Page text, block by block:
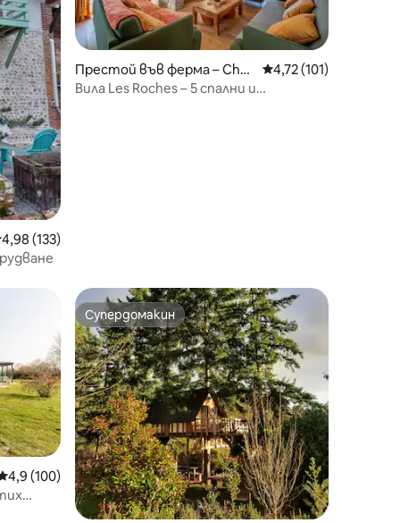
оценка: 4,98 от 5, 133 отзива
4,98 (133)
Престой във ферма – Chèv
reville
Средна оценка: 4,72
4,72 (101)
Вила Les Roches – 5 спални и
оценка: 4,9 от 5, 100 отзива
4,9 (100)
Супердомакин
Супердомакин